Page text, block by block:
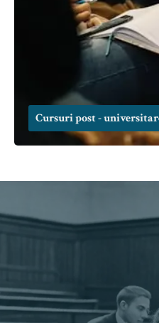
Cursuri post -